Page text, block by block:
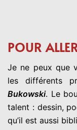
POUR
Je ne peux que
les différents
Bukowski. Le
talent : dessin,
qu’il est aussi